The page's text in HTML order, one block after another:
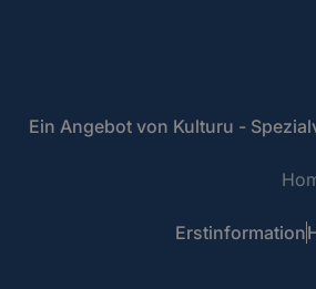
Ein Angebot von Kulturu -
Erstinformation